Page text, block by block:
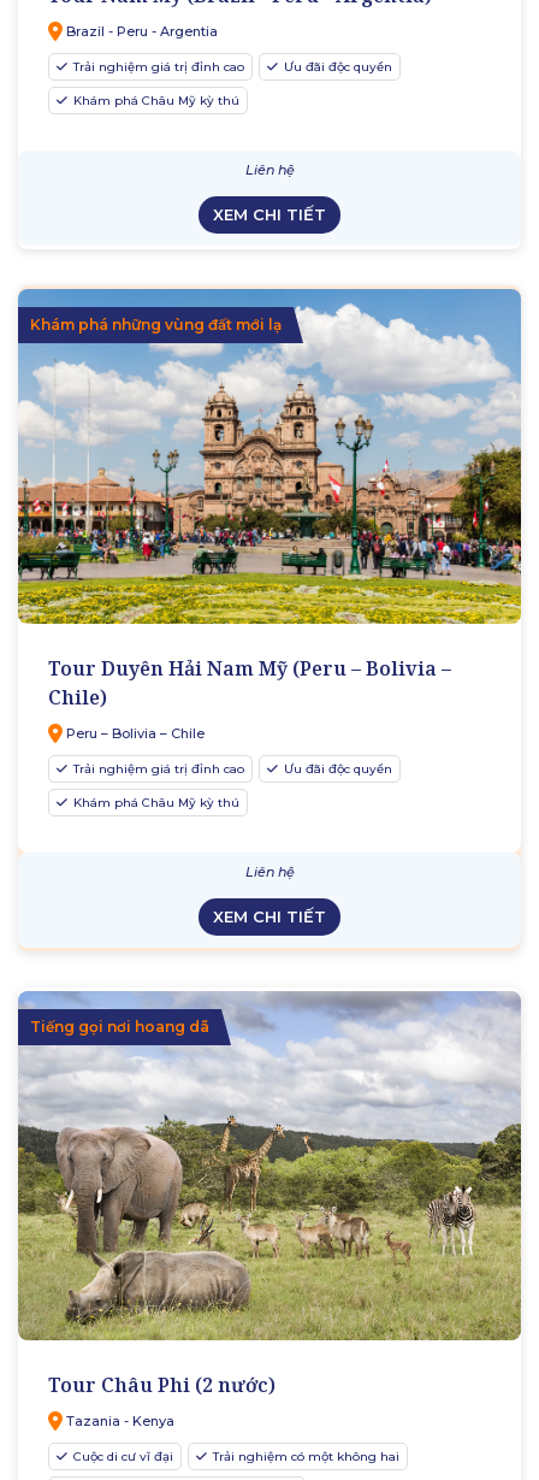
Brazil - Peru - Argentia
Trải nghiệm giá trị đỉnh cao Ưu đãi độc quyền
Khám phá Châu Mỹ kỳ thú
Liên hệ
XEM CHI TIẾT
Khám phá những vùng đất mới lạ
Tour Duyên Hải Nam Mỹ (Peru – Bolivia –
Chile)
Peru – Bolivia – Chile
Trải nghiệm giá trị đỉnh cao Ưu đãi độc quyền
Khám phá Châu Mỹ kỳ thú
Liên hệ
XEM CHI TIẾT
Tiếng gọi nơi hoang dã
Tour Châu Phi (2 nước)
Tazania - Kenya
Cuộc di cư vĩ đại Trải nghiệm có một không hai